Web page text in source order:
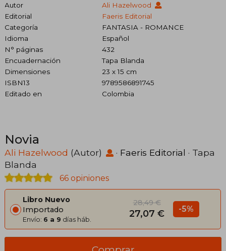
Autor
Ali Hazelwood
Editorial
Faeris Editorial
Categoría
FANTASIA - ROMANCE
Idioma
Español
N° páginas
432
Encuadernación
Tapa Blanda
Dimensiones
23 x 15 cm
ISBN13
9789586891745
Editado en
Colombia
Novia
Ali Hazelwood (Autor) · Faeris Editorial · Tapa
Blanda
66 opiniones
Libro Nuevo
Importado
Envío: 6 a 9 días háb.
28,49 €
27,07 € -5%